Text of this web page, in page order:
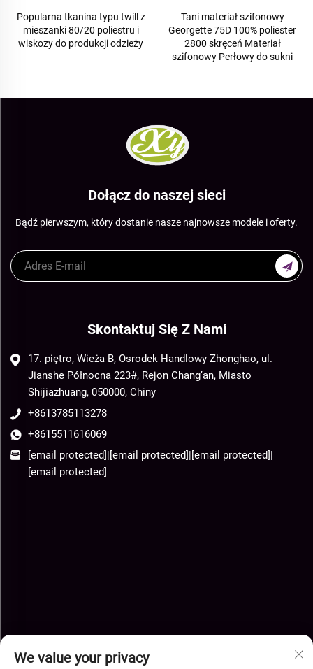
Popularna tkanina typu twill z
mieszanki 80/20 poliestru i
wiskozy do produkcji odzieży
Tani materiał szifonowy
Georgette 75D 100% poliester
2800 skręceń Materiał
szifonowy Perłowy do sukni
Dołącz do naszej sieci
Bądź pierwszym, który dostanie nasze najnowsze modele i oferty.
Skontaktuj Się Z Nami
17. piętro, Wieża B, Osrodek Handlowy Zhonghao, ul.
Jianshe Północna 223#, Rejon Chang’an, Miasto
Shijiazhuang, 050000, Chiny
+8613785113278
+8615511616069
[email protected]|[email protected]|[email protected]|
[email protected]
We value your privacy